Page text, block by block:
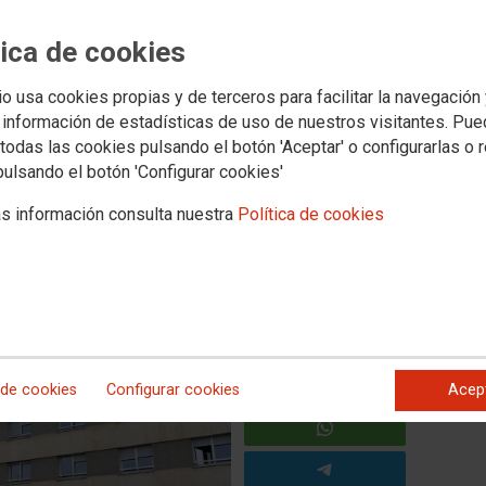
de cookies
usa cookies propias y de terceros para facilitar la navegación
de estadísticas de uso de nuestros visitantes.
las cookies pulsando el botón 'Aceptar' o configurarlas o
el botón 'Configurar cookies'
información consulta nuestra Política de cookies
cookies Configurar cookies
crónica de las
Arnau de Valencia
trabajo y el consiguiente desgaste físico y mental que es ya
Arnau de Vilanova en Valencia denuncia la situación de
que desde hace dos años tiene, prácticamente a
el pasillo y en la sala de observación.